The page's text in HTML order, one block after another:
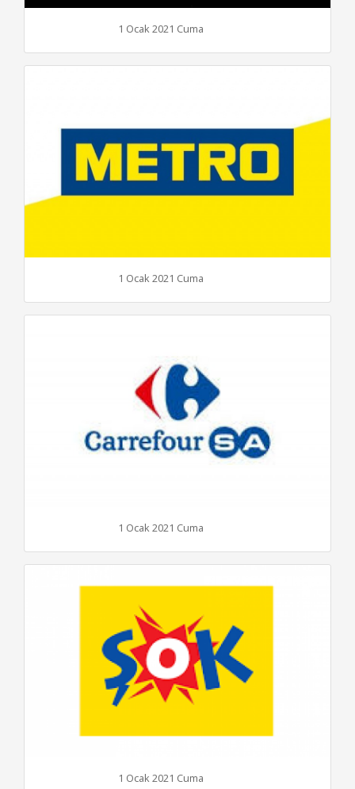
1 Ocak 2021 Cuma
1 Ocak 2021 Cuma
1 Ocak 2021 Cuma
1 Ocak 2021 Cuma